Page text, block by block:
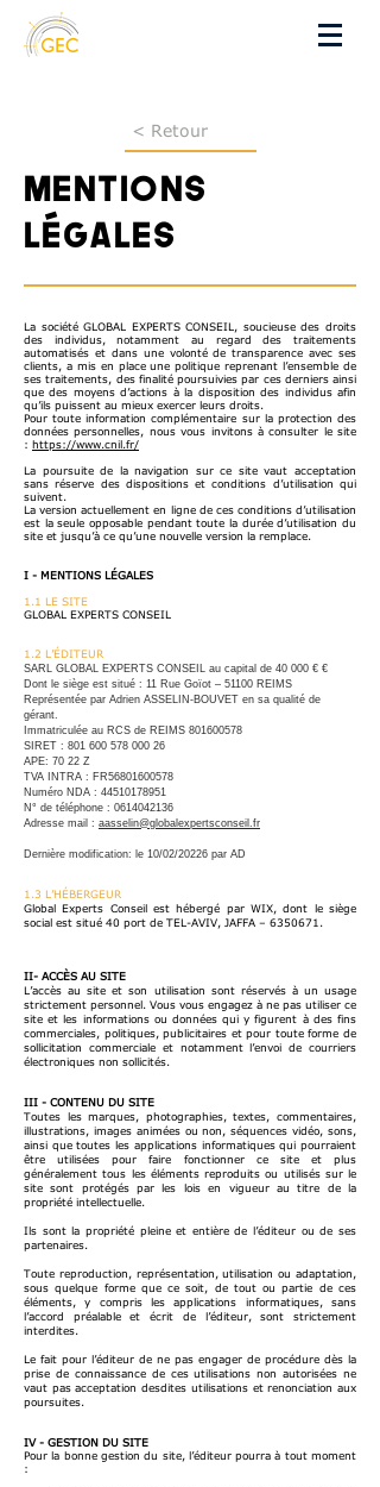
< Retour
mentions
légales
La société GLOBAL EXPERTS CONSEIL, soucieuse des droits
des individus, notamment au regard des traitements
automatisés et dans une volonté de transparence avec ses
clients, a mis en place une politique reprenant l’ensemble de
ses traitements, des finalité poursuivies par ces derniers ainsi
que des moyens d’actions à la disposition des individus afin
qu’ils puissent au mieux exercer leurs droits.
Pour toute information complémentaire sur la protection des
données personnelles, nous vous invitons à consulter le site
: https://www.cnil.fr/
La poursuite de la navigation sur ce site vaut acceptation
sans réserve des dispositions et conditions d’utilisation qui
suivent.
La version actuellement en ligne de ces conditions d’utilisation
est la seule opposable pendant toute la durée d’utilisation du
site et jusqu’à ce qu’une nouvelle version la remplace.
I - MENTIONS LÉGALES
1.1 LE SITE
GLOBAL EXPERTS CONSEIL
1.2 L’ÉDITEUR
SARL GLOBAL EXPERTS CONSEIL au capital de 40 000 € €
Dont le siège est situé : 11 Rue Goïot – 51100 REIMS
Représentée par Adrien ASSELIN-BOUVET en sa qualité de
gérant.
Immatriculée au RCS de REIMS 801600578
SIRET : 801 600 578 000 26
APE: 70 22 Z
TVA INTRA : FR56801600578
Numéro NDA : 44510178951
N° de téléphone : 0614042136
Adresse mail : aasselin@globalexpertsconseil.fr
Dernière modification: le 10/02/20226 par AD
1.3 L’HÉBERGEUR
Global Experts Conseil est hébergé par WIX, dont le siège
social est situé 40 port de TEL-AVIV, JAFFA – 6350671 .
II- ACCÈS AU SITE
L’accès au site et son utilisation sont réservés à un usage
strictement personnel. Vous vous engagez à ne pas utiliser ce
site et les informations ou données qui y figurent à des fins
commerciales, politiques, publicitaires et pour toute forme de
sollicitation commerciale et notamment l’envoi de courriers
électroniques non sollicités.
III - CONTENU DU SITE
Toutes les marques, photographies, textes, commentaires,
illustrations, images animées ou non, séquences vidéo, sons,
ainsi que toutes les applications informatiques qui pourraient
être utilisées pour faire fonctionner ce site et plus
généralement tous les éléments reproduits ou utilisés sur le
site sont protégés par les lois en vigueur au titre de la
propriété intellectuelle.
Ils sont la propriété pleine et entière de l’éditeur ou de ses
partenaires.
Toute reproduction, représentation, utilisation ou adaptation,
sous quelque forme que ce soit, de tout ou partie de ces
éléments, y compris les applications informatiques, sans
l’accord préalable et écrit de l’éditeur, sont strictement
interdites.
Le fait pour l’éditeur de ne pas engager de procédure dès la
prise de connaissance de ces utilisations non autorisées ne
vaut pas acceptation desdites utilisations et renonciation aux
poursuites.
IV - GESTION DU SITE
Pour la bonne gestion du site, l’éditeur pourra à tout moment
: